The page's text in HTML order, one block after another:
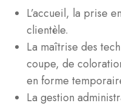
L’accueil, la prise
clientèle.
La maîtrise des
coupe, de
en forme
La gestion